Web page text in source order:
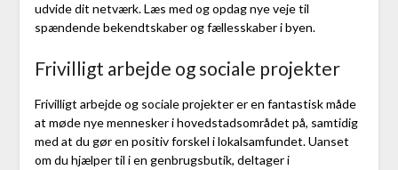
udvide dit netværk. Læs med og opdag nye veje til
spændende bekendtskaber og fællesskaber i byen.
Frivilligt arbejde og sociale projekter
Frivilligt arbejde og sociale projekter er en fantastisk måde
at møde nye mennesker i hovedstadsområdet på, samtidig
med at du gør en positiv forskel i lokalsamfundet. Uanset
om du hjælper til i en genbrugsbutik, deltager i